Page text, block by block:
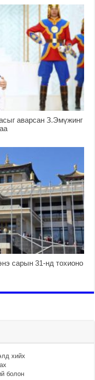
аварсан З.Эмүжинг
сарын 31-нд тохионо
хийх
болон